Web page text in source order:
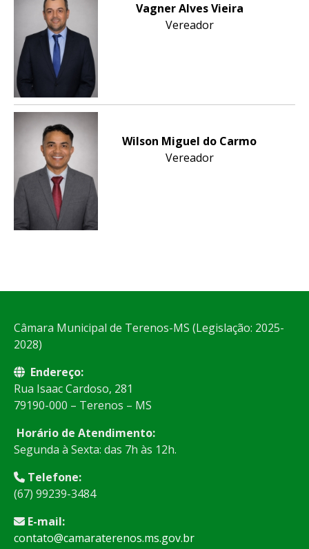
Vagner Alves Vieira
Vereador
Wilson Miguel do Carmo
Vereador
Câmara Municipal de Terenos-MS (Legislação: 2025-
2028)
Endereço:
Rua Isaac Cardoso, 281
79190-000 – Terenos – MS
Horário de Atendimento:
Segunda à Sexta: das 7h às 12h.
Telefone:
(67) 99239-3484
E-mail:
contato@camaraterenos.ms.gov.br